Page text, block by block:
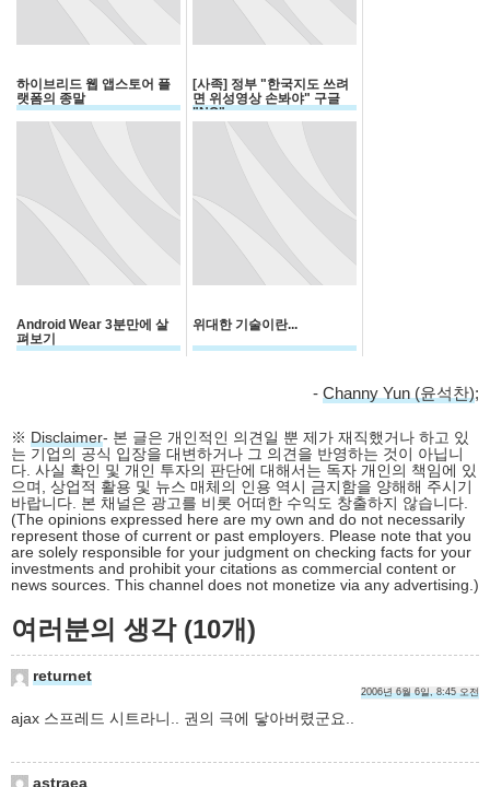
하이브리드 웹 앱스토어 플
랫폼의 종말
[사족] 정부 "한국지도 쓰려
면 위성영상 손봐야" 구글
"NO"
Android Wear 3분만에 살
펴보기
위대한 기술이란...
- Channy Yun (윤석찬);
※ Disclaimer- 본 글은 개인적인 의견일 뿐 제가 재직했거나 하고 있
는 기업의 공식 입장을 대변하거나 그 의견을 반영하는 것이 아닙니
다. 사실 확인 및 개인 투자의 판단에 대해서는 독자 개인의 책임에 있
으며, 상업적 활용 및 뉴스 매체의 인용 역시 금지함을 양해해 주시기
바랍니다. 본 채널은 광고를 비롯 어떠한 수익도 창출하지 않습니다.
(The opinions expressed here are my own and do not necessarily
represent those of current or past employers. Please note that you
are solely responsible for your judgment on checking facts for your
investments and prohibit your citations as commercial content or
news sources. This channel does not monetize via any advertising.)
여러분의 생각 (10개)
returnet
2006년 6월 6일, 8:45 오전
ajax 스프레드 시트라니.. 권의 극에 닿아버렸군요..
astraea